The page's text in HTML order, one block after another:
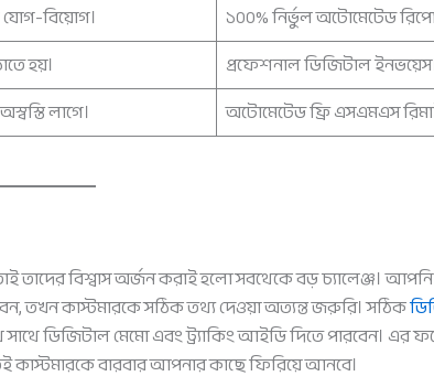
যোগ-বিয়োগ।
১০০% নির্ভুল অটোমেটেড
হয়।
প্রফেশনাল ডিজিটাল ইনভয়েস।
লাগে। অটোমেটেড ফ্রি এসএমএস
তাদের বিশ্বাস অর্জন করাই হলো সবথেকে বড় চ্যালেঞ্জ।
তখন কাস্টমারকে সঠিক তথ্য দেওয়া অত্যন্ত জরুরি। সঠিক
ডিজিটাল মেমো এবং ট্র্যাকিং আইডি দিতে পারবেন। এর
কাস্টমারকে বারবার আপনার কাছে ফিরিয়ে আনবে।